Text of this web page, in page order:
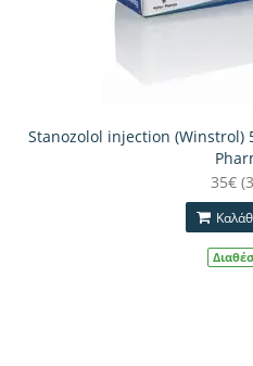
Stanozolol injection (Winstrol)
35€